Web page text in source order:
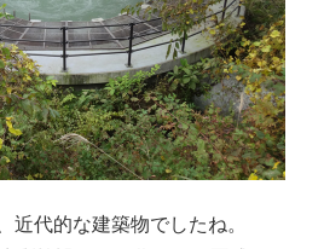
近代的な建築物でしたね。